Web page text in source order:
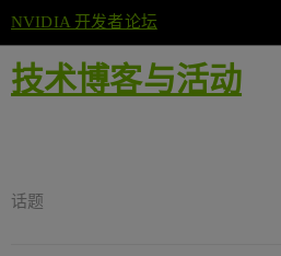
NVIDIA 开发者论坛
技术博客与活动
话题